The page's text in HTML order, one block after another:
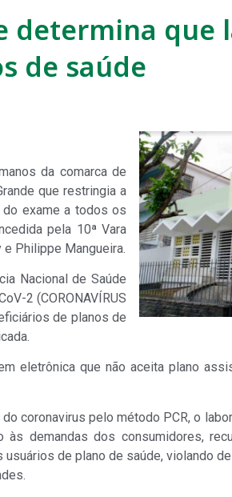
determina que
de saúde
da comarca de
que restringia a
exame a todos os
pela 10ª Vara
Philippe Mangueira.
Nacional de Saúde
2 (CORONAVÍRUS
de planos de
eletrônica que não aceita plano
coronavirus pelo método PCR, o
demandas dos consumidores,
de plano de saúde, violando